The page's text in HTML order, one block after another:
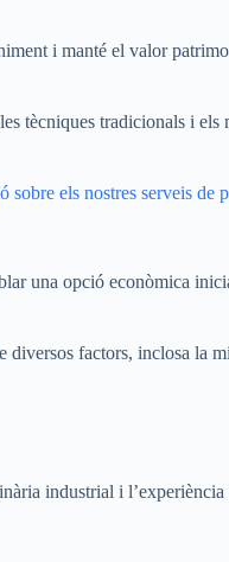
i manté el valor
tècniques tradicionals i
sobre els nostres serveis
una opció econòmica
factors, inclosa la
industrial i l’experiència